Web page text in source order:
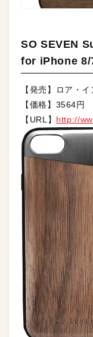
SO SEVEN
for iPhone 8/
【発売】ロア・
【価格】3564円
【URL】 http://